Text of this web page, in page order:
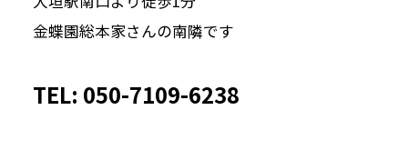
金蝶園総本家さんの南隣です
TEL: 050-7109-6238